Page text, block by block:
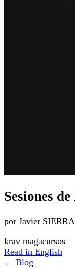
Sesiones
por Javier
krav magacursos
Read in English
← Blog